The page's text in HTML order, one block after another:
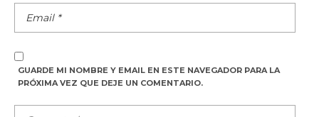
GUARDE MI NOMBRE Y EMAIL EN ESTE NAVEGADOR PARA LA
PRÓXIMA VEZ QUE DEJE UN COMENTARIO.